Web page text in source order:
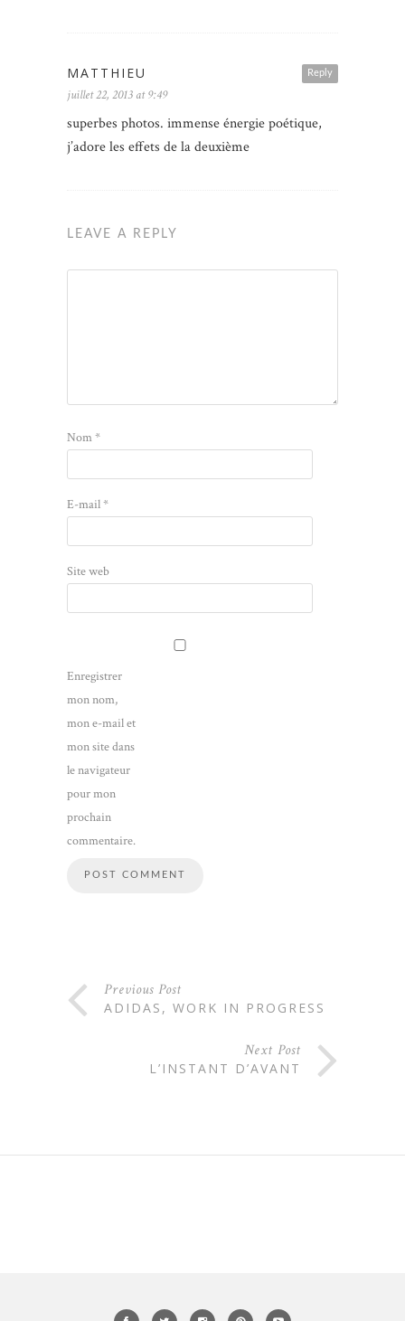
Reply
MATTHIEU
juillet 22, 2013 at 9:49
superbes photos. immense énergie poétique,
j’adore les effets de la deuxième
LEAVE A REPLY
Nom*
E-mail*
Site web
Enregistrer
mon nom,
mon e-mail et
mon site dans
le navigateur
pour mon
prochain
commentaire.
Previous Post
ADIDAS, WORK IN PROGRESS
Next Post
L’INSTANT D’AVANT